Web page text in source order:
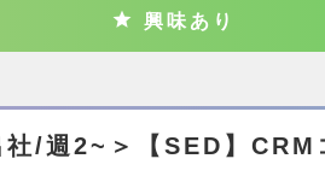
興味あり
社/週2~＞【SED】